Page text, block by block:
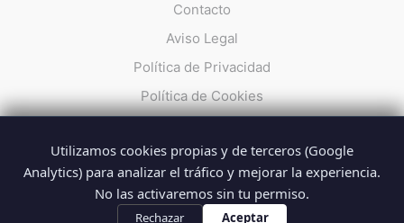
Contacto
Aviso Legal
Política de Privacidad
Política de Cookies
© 2026 Summarios · La web no oficial de los profesionales del
SUMMA 112
Utilizamos cookies propias y de terceros (Google
Analytics) para analizar el tráfico y mejorar la experiencia.
No las activaremos sin tu permiso.
Rechazar Aceptar